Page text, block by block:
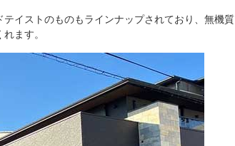
イストのものもラインナップされており、無機質
ます。